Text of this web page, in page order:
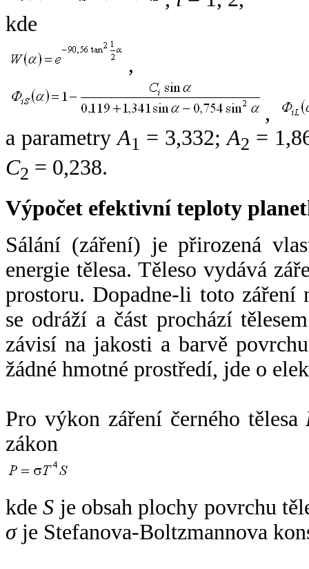
kde
,
,
a parametryA1 = 3,332;A2 =
C2 = 0,238.
Výpočet efektivní teploty
Sálání (záření) je přirozená
energie tělesa. Těleso vydává
prostoru. Dopadne-li toto záření
se odráží a část prochází
závisí na jakosti a barvě
žádné hmotné prostředí, jde o
Pro výkon záření černého tělesa
zákon
kdeS je obsah plochy povrchu
σje Stefanova-Boltzmannova